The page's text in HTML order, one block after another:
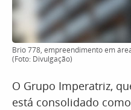
Brio 778, empreendimento em
(Foto: Divulgação)
O Grupo Imperatriz,
está consolidado